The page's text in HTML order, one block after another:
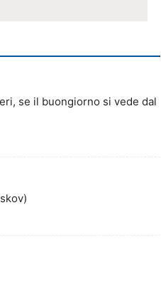
se il buongiorno si vede dal